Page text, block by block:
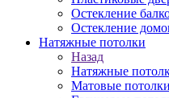
Остекление
Остекление
Натяжные потолки
Назад
Натяжные
Матовые потолки